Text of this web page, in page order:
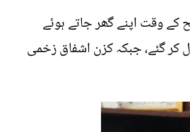
سے صبح کے وقت اپنے گھر جاتے ہوئے
کر گئے، جبکہ کزن اشفاق زخمی